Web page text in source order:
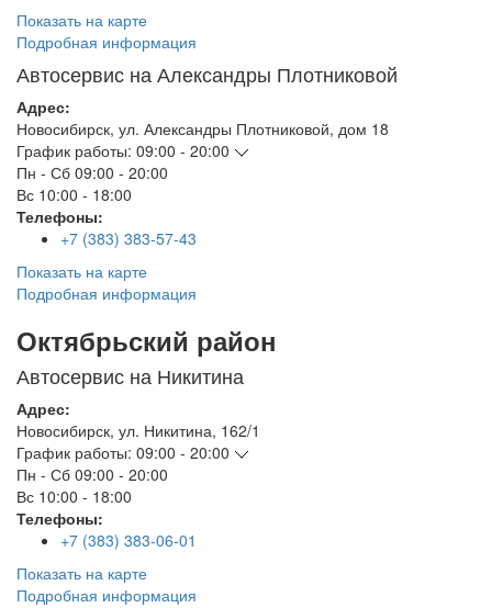
Показать на карте
Подробная информация
Автосервис на Александры Плотниковой
Адрес:
Новосибирск, ул. Александры Плотниковой, дом 18
График работы: 09:00 - 20:00
Пн - Сб 09:00 - 20:00
Вс 10:00 - 18:00
Телефоны:
+7 (383) 383-57-43
Показать на карте
Подробная информация
Октябрьский район
Автосервис на Никитина
Адрес:
Новосибирск, ул. Никитина, 162/1
График работы: 09:00 - 20:00
Пн - Сб 09:00 - 20:00
Вс 10:00 - 18:00
Телефоны:
+7 (383) 383-06-01
Показать на карте
Подробная информация